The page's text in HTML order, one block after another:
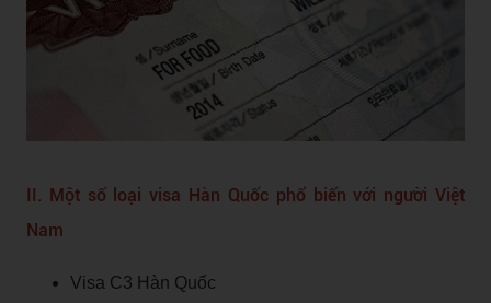
II. Một số loại visa Hàn Quốc phổ biến với người Việt
Nam
Visa C3 Hàn Quốc